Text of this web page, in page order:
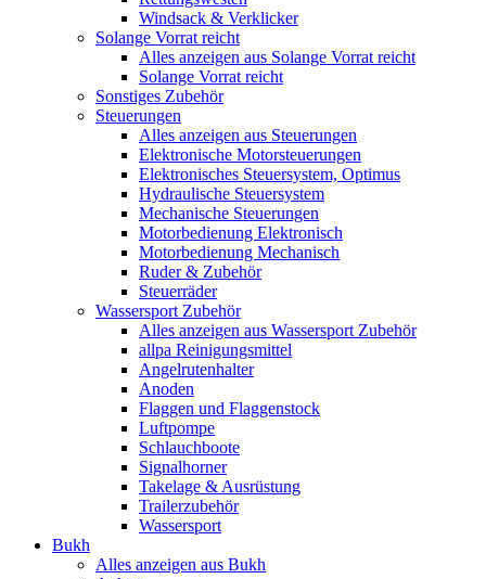
Windsack & Verklicker
Solange Vorrat reicht
Alles anzeigen aus Solange Vorrat reicht
Solange Vorrat reicht
Sonstiges Zubehör
Steuerungen
Alles anzeigen aus Steuerungen
Elektronische Motorsteuerungen
Elektronisches Steuersystem, Optimus
Hydraulische Steuersystem
Mechanische Steuerungen
Motorbedienung Elektronisch
Motorbedienung Mechanisch
Ruder & Zubehör
Steuerräder
Wassersport Zubehör
Alles anzeigen aus Wassersport Zubehör
allpa Reinigungsmittel
Angelrutenhalter
Anoden
Flaggen und Flaggenstock
Luftpompe
Schlauchboote
Signalhorner
Takelage & Ausrüstung
Trailerzubehör
Wassersport
Bukh
Alles anzeigen aus Bukh